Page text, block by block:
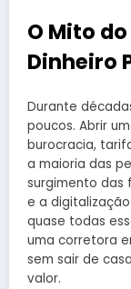
O Mito
Dinheiro
Durante
poucos. Abrir
burocracia,
a maioria das
surgimento das
e a
quase todas
uma corretora
sem sair de
valor.